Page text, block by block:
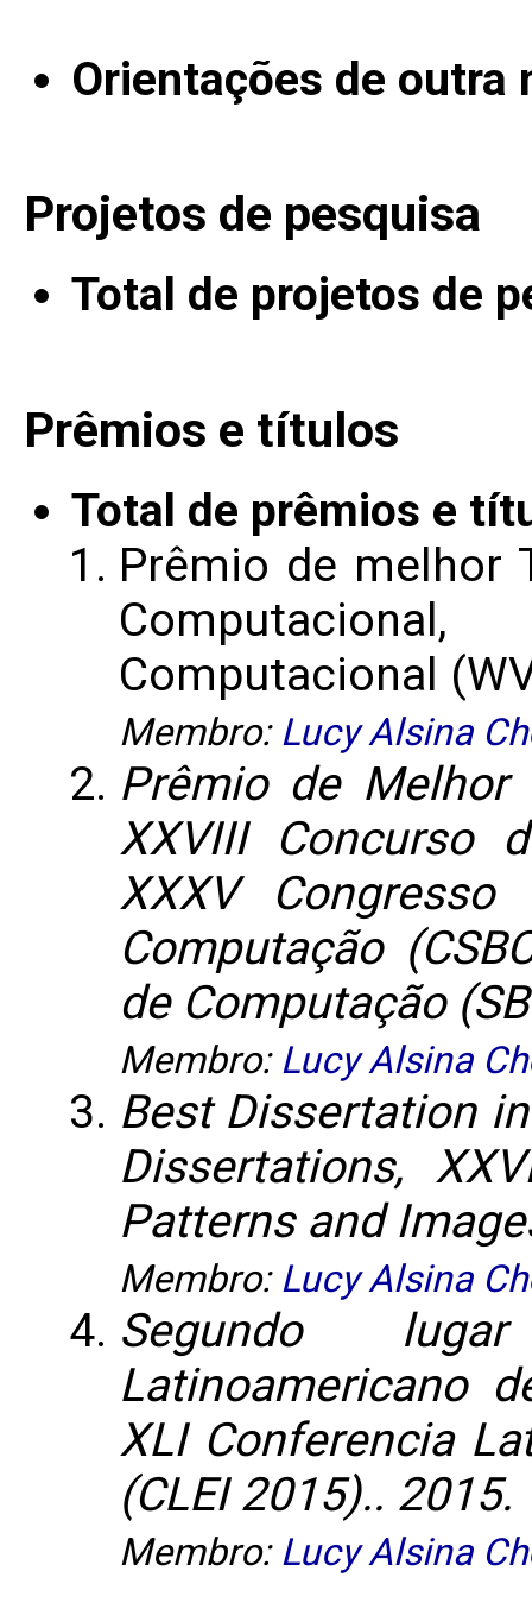
Orientações de outra
Projetos de pesquisa
Total de projetos de
Prêmios e títulos
Total de prêmios e
Prêmio de melhor
Computacional
Membro: Lucy Alsina
Prêmio de Melhor
XXVIII Concurso
XXXV
Computação
de Computação
Membro: Lucy Alsina
Best Dissertation
Dissertations,
Patterns and
Membro: Lucy Alsina
Segundo
Latinoamericano
XLI Conferencia
(CLEI 2015).. 2015.
Membro: Lucy Alsina